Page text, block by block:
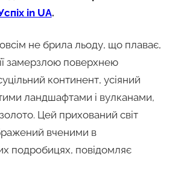
in UA.
не брила льоду, що плаває,
замерзлою поверхнею
континент, усіяний
ландшафтами і вулканами,
Цей прихований світ
вченими в
подробицях, повідомляє